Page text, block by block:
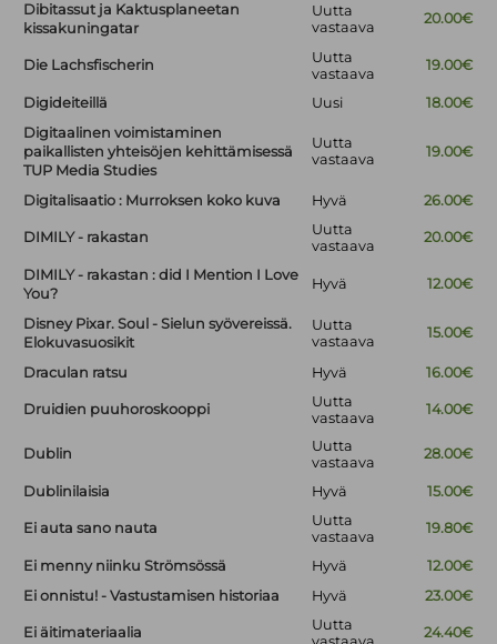
Dibitassut ja Kaktusplaneetan
kissakuningatar
Uutta
vastaava
20.00€
Die Lachsfischerin
Uutta
vastaava
19.00€
Digideiteillä Uusi
18.00€
Digitaalinen voimistaminen
paikallisten yhteisöjen kehittämisessä
TUP Media Studies
Uutta
vastaava
19.00€
Digitalisaatio : Murroksen koko kuva Hyvä 26.00€
DIMILY - rakastan
Uutta
vastaava
20.00€
DIMILY - rakastan : did I Mention I Love
You?
Hyvä 12.00€
Disney Pixar. Soul - Sielun syövereissä.
Elokuvasuosikit
Uutta
vastaava
15.00€
Draculan ratsu Hyvä 16.00€
Druidien puuhoroskooppi
Uutta
vastaava
14.00€
Dublin
Uutta
vastaava
28.00€
Dublinilaisia Hyvä 15.00€
Ei auta sano nauta
Uutta
vastaava
19.80€
Ei menny niinku Strömsössä Hyvä
12.00€
Ei onnistu! - Vastustamisen historiaa
Hyvä 23.00€
Ei äitimateriaalia
Uutta
24.40€